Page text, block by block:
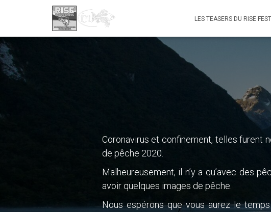
LES TEASERS DU RISE
Coronavirus et confinement, telles furent
de pêche 2020.
Malheureusement, il n’y a qu’avec des
avoir quelques images de pêche.
Nous espérons que vous aurez le